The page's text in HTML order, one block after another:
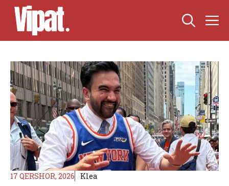
Skip
content
17 QERSHOR, 2026 Klea